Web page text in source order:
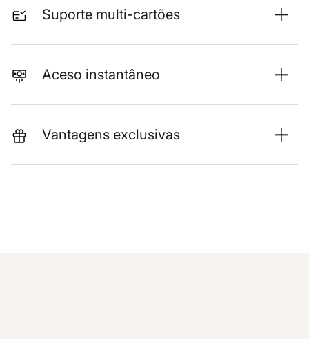
Suporte multi-cartões
Aceso instantâneo
Vantagens exclusivas